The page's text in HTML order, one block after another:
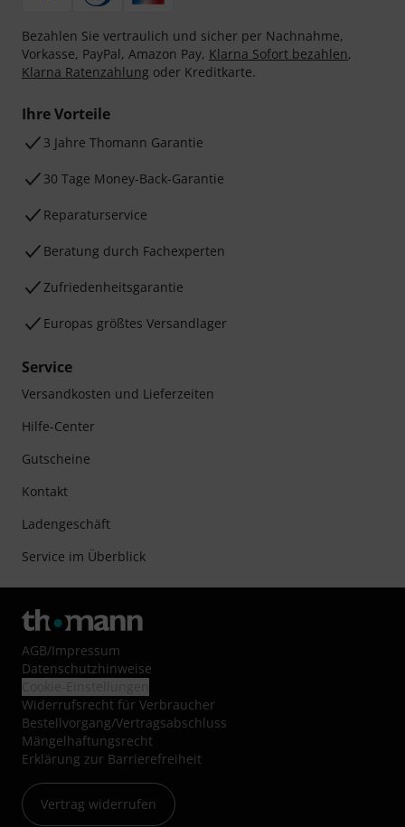
Bezahlen Sie vertraulich und sicher per Nachnahme,
Vorkasse, PayPal, Amazon Pay, Klarna Sofort bezahlen,
Klarna Ratenzahlung oder Kreditkarte.
Ihre Vorteile
3 Jahre Thomann Garantie
30 Tage Money-Back-Garantie
Reparaturservice
Beratung durch Fachexperten
Zufriedenheitsgarantie
Europas größtes Versandlager
Service
Versandkosten und Lieferzeiten
Hilfe-Center
Gutscheine
Kontakt
Ladengeschäft
Service im Überblick
AGB/Impressum
Datenschutzhinweise
Widerrufsrecht für Verbraucher
Bestellvorgang/Vertragsabschluss
Mängelhaftungsrecht
Erklärung zur Barrierefreiheit
Vertrag widerrufen